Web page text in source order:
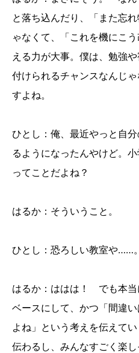
と落ち込んだり、「また忘
ゃなくて、「これを機にこ
える力が大事。僕は、勉強
付けられるチャンスなんじ
すよね。
ひとし：俺、最近やっと自
るようになったんやけど。
ってことだよね？
はるか：そういうこと。
ひとし：恐ろしい教室や……。
はるか：ははは！ でも本当
ベースにして、かつ「間違
よね」という考えを伝えて
伝わるし、みんなすごく楽